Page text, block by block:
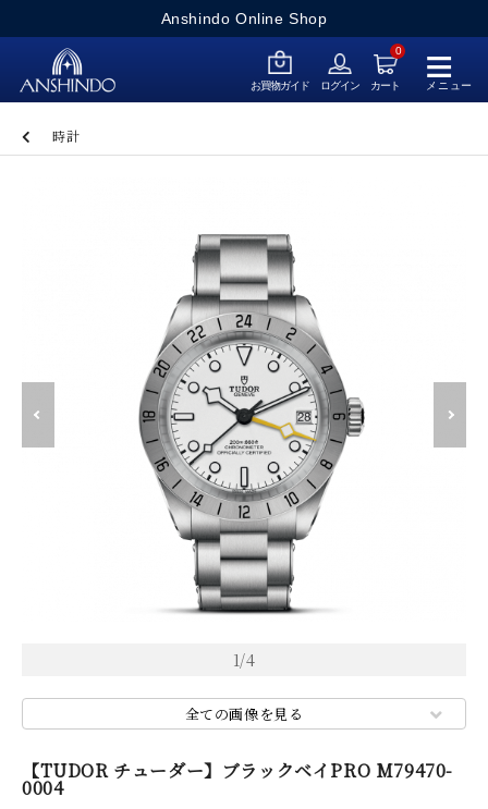
Anshindo Online Shop
≡
メニュー
お買物ガイド ログイン
0
カート
時計
1/4
全ての画像を見る
【TUDOR チューダー】ブラックベイPRO M79470-
0004